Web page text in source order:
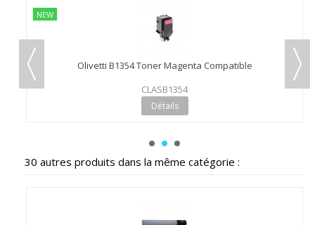
NEW
Olivetti B1354 Toner Magenta Compatible
CLASB1354
Détails
30 autres produits dans la même catégorie :